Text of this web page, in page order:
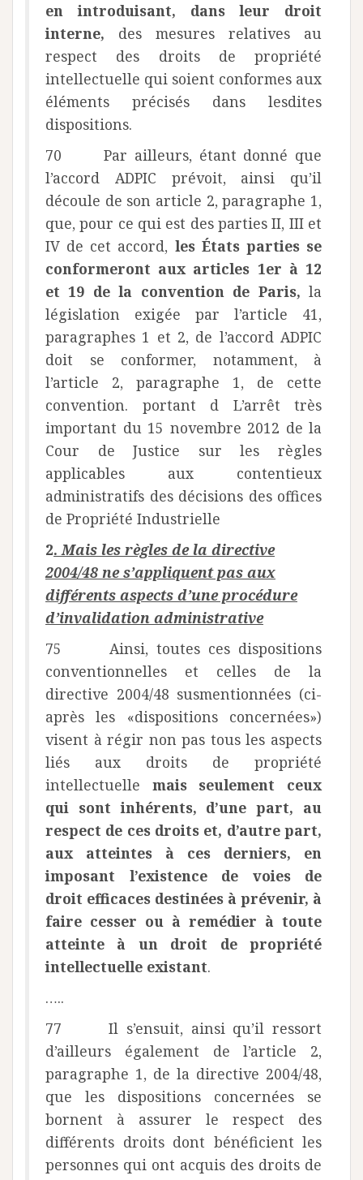
en introduisant, dans leur droit
interne, des mesures relatives au
respect des droits de propriété
intellectuelle qui soient conformes aux
éléments précisés dans lesdites
dispositions.
70 Par ailleurs, étant donné que
l’accord ADPIC prévoit, ainsi qu’il
découle de son article 2, paragraphe 1,
que, pour ce qui est des parties II, III et
IV de cet accord, les États parties se
conformeront aux articles 1er à 12
et 19 de la convention de Paris, la
législation exigée par l’article 41,
paragraphes 1 et 2, de l’accord ADPIC
doit se conformer, notamment, à
l’article 2, paragraphe 1, de cette
convention. portant d L’arrêt très
important du 15 novembre 2012 de la
Cour de Justice sur les règles
applicables aux contentieux
administratifs des décisions des offices
de Propriété Industrielle
2.Mais les règles de la directive
2004/48 ne s’appliquent pas aux
différents aspects d’une procédure
d’invalidation administrative
75 Ainsi, toutes ces dispositions
conventionnelles et celles de la
directive 2004/48 susmentionnées (ci-
après les «dispositions concernées»)
visent à régir non pas tous les aspects
liés aux droits de propriété
intellectuelle mais seulement ceux
qui sont inhérents, d’une part, au
respect de ces droits et, d’autre part,
aux atteintes à ces derniers, en
imposant l’existence de voies de
droit efficaces destinées à prévenir, à
faire cesser ou à remédier à toute
atteinte à un droit de propriété
intellectuelle existant.
…..
77 Il s’ensuit, ainsi qu’il ressort
d’ailleurs également de l’article 2,
paragraphe 1, de la directive 2004/48,
que les dispositions concernées se
bornent à assurer le respect des
différents droits dont bénéficient les
personnes qui ont acquis des droits de